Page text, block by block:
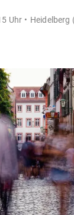
Uhr
Heidelberg